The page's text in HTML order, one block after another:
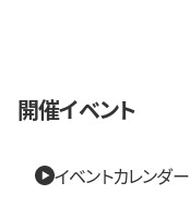
開催イベント
イベントカレンダー